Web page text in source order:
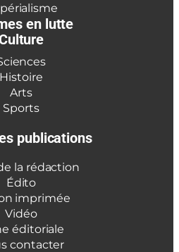
en lutte
Histoire
Arts
Sports
publications
la rédaction
Édito
imprimée
Vidéo
éditoriale
contacter